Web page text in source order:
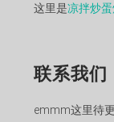
这里是凉拌炒
联系我们
emmm这里待